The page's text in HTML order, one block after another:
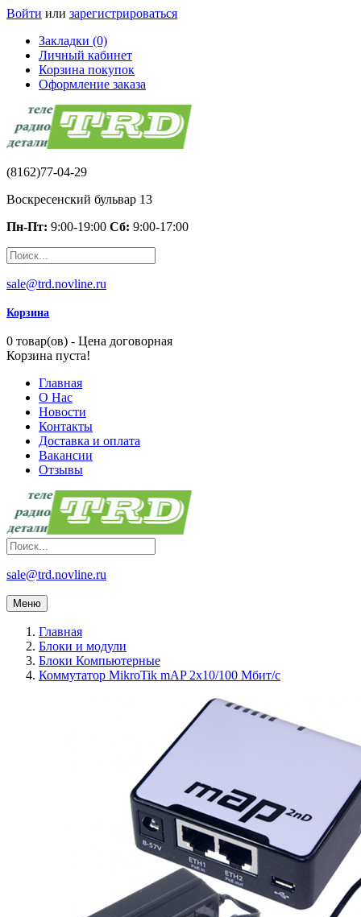
Войти или зарегистрироваться
Закладки (0)
Личный кабинет
Корзина покупок
Оформление заказа
(8162)77-04-29
Воскресенский бульвар 13
Пн-Пт: 9:00-19:00 Сб: 9:00-17:00
sale@trd.novline.ru
Корзина
0 товар(ов) - Цена договорная
Корзина пуста!
Главная
О Нас
Новости
Контакты
Доставка и оплата
Вакансии
Отзывы
sale@trd.novline.ru
Меню
Главная
Блоки и модули
Блоки Компьютерные
Коммутатор MikroTik mAP 2x10/100 Мбит/с